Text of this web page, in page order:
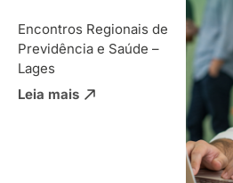
Encontros Regionais de
Previdência e Saúde –
Lages
Leia mais